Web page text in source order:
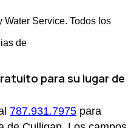
Service. Todos los
de
para su lugar de
787.931.7975 para